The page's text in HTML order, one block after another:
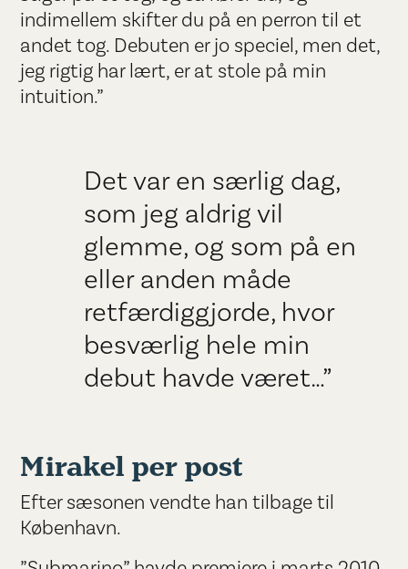
indimellem skifter du på en perron til et
andet tog. Debuten er jo speciel, men det,
jeg rigtig har lært, er at stole på min
intuition.”
Det var en særlig dag,
som jeg aldrig vil
glemme, og som på en
eller anden måde
retfærdiggjorde, hvor
besværlig hele min
debut havde været…”
Mirakel per post
Efter sæsonen vendte han tilbage til
København.